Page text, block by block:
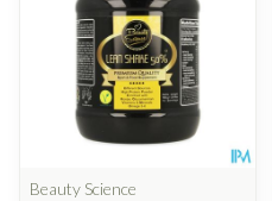
Beauty Science